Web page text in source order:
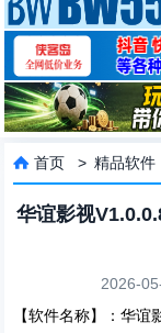
 首页 >精品软件
华谊影视
2026-
【软件名称】：华谊